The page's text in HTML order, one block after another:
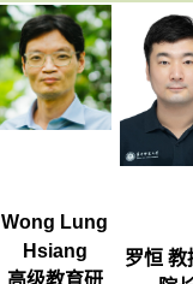
Wong Lung
Hsiang
罗恒 教